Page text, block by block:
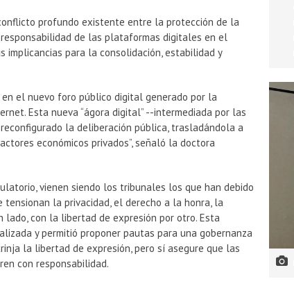
profundo existente entre la protección de la
de las plataformas digitales en el
implicancias para la consolidación, estabilidad y
el nuevo foro público digital generado por la
Esta nueva “ágora digital” --­intermediada por las
la deliberación pública, trasladándola a
económicos privados”, señaló la doctora
vienen siendo los tribunales los que han debido
la privacidad, el derecho a la honra, la
lado, con la libertad de expresión por otro. Esta
y permitió proponer pautas para una gobernanza
la libertad de expresión, pero sí asegure que las
con responsabilidad.